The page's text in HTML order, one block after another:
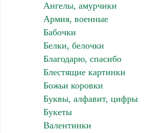
Ангелы, амурчики
Армия, военные
Бабочки
Белки, белочки
Благодарю, спасибо
Блестящие картинки
Божьи коровки
Буквы, алфавит, цифры
Букеты
Валентинки